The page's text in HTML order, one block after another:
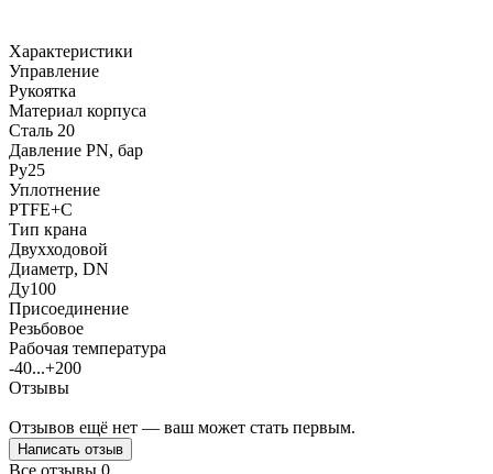
Характеристики
Управление
Рукоятка
Материал корпуса
Сталь 20
Давление PN, бар
Ру25
Уплотнение
PTFE+C
Тип крана
Двухходовой
Диаметр, DN
Ду100
Присоединение
Резьбовое
Рабочая температура
-40...+200
Отзывы
Отзывов ещё нет — ваш может стать первым.
Написать отзыв
Все отзывы 0